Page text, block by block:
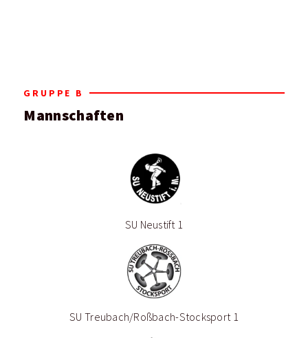
GRUPPE B
Mannschaften
SU Neustift 1
SU Treubach/Roßbach-Stocksport 1